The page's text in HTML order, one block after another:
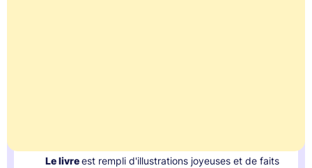
Le livreest rempli d'illustrations joyeuses et de faits